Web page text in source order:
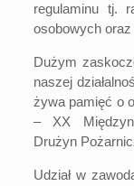
regulaminu tj.
osobowych
Dużym
naszej
żywa pamięć o
– XX
Drużyn
Udział w